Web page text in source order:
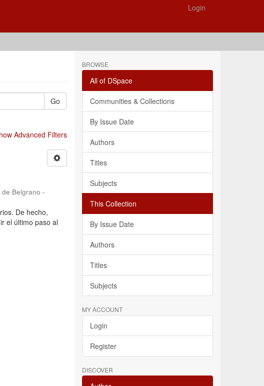
Login
Go
Advanced Filters
Belgrano -
De hecho,
el último paso al
BROWSE
All of DSpace
Communities & Collections
By Issue Date
Authors
Titles
Subjects
This Collection
By Issue Date
Authors
Titles
Subjects
MY ACCOUNT
Login
Register
DISCOVER